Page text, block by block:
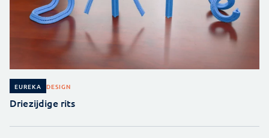
EUREKA DESIGN
Driezijdige rits